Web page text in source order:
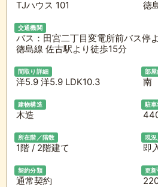
TJハウス 101 徳
交通機関
バス：田宮二丁目変電所前バス
徳島線 佐古駅より徒歩15分
間取り詳細
洋5.9 洋5.9 LDK10.3
部屋
南
建物構造
木造
駐車
所在階／階数
1階 / 2階建て
現
即
契約分類
通常契約
更